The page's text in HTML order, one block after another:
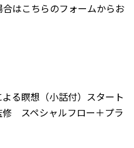
はこちらのフォームからお
る瞑想（小話付）スタート
スペシャルフロー＋プラ